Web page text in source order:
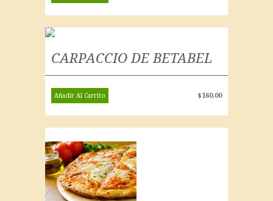
CARPACCIO DE BETABEL
$160.00
Añadir Al Carrito